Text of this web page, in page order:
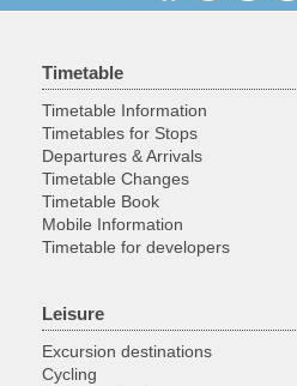
Timetable
Timetable Information
Timetables for Stops
Departures & Arrivals
Timetable Changes
Timetable Book
Mobile Information
Timetable for developers
Leisure
Excursion destinations
Cycling